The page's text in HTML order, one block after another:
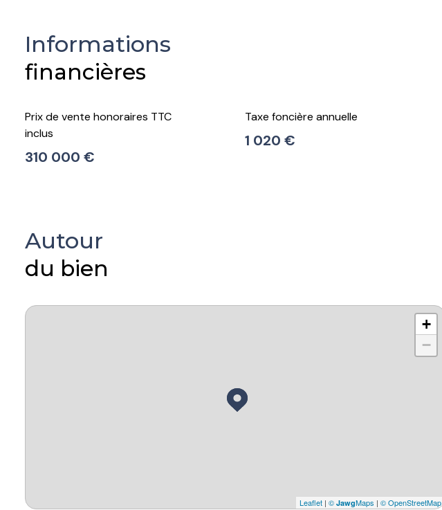
Informations
financières
Prix de vente honoraires TTC
inclus
310 000 €
Taxe foncière annuelle
1 020 €
Autour
du bien
+
−
Leaflet | © JawgMaps | © OpenStreetMap